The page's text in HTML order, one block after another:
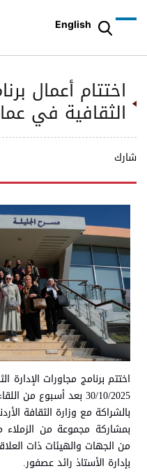
English
اختتام أعمال
الثقافية في
شارك
اختتم برنامج مجاورات
30/10/2025 بعد أسبوع
بالشراكة مع وزارة الثقافة
بمشاركة مجموعة من الزملاء
من الجهات والهيئات ذات
بإدارة الأستاذ رائد عصفور.